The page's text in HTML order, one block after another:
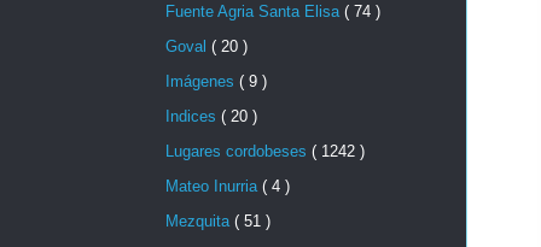
Fuente Agria Santa Elisa ( 74 )
Goval ( 20 )
Imágenes ( 9 )
Indices ( 20 )
Lugares cordobeses ( 1242 )
Mateo Inurria ( 4 )
Mezquita ( 51 )